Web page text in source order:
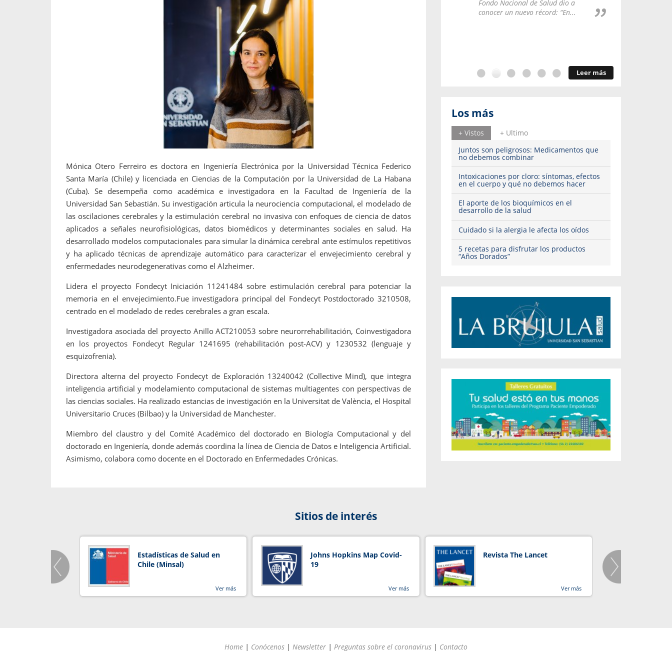
Mónica Otero Ferreiro es doctora en Ingeniería Electrónica por la Universidad Técnica Federico
Santa María (Chile) y licenciada en Ciencias de la Computación por la Universidad de La Habana
(Cuba). Se desempeña como académica e investigadora en la Facultad de Ingeniería de la
Universidad San Sebastián. Su investigación articula la neurociencia computacional, el modelado de
las oscilaciones cerebrales y la estimulación cerebral no invasiva con enfoques de ciencia de datos
aplicados a señales neurofisiológicas, datos biomédicos y determinantes sociales en salud. Ha
desarrollado modelos computacionales para simular la dinámica cerebral ante estímulos repetitivos
y ha aplicado técnicas de aprendizaje automático para caracterizar el envejecimiento cerebral y
enfermedades neurodegenerativas como el Alzheimer.
Lidera el proyecto Fondecyt Iniciación 11241484 sobre estimulación cerebral para potenciar la
memoria en el envejecimiento.Fue investigadora principal del Fondecyt Postdoctorado 3210508,
centrado en el modelado de redes cerebrales a gran escala.
Investigadora asociada del proyecto Anillo ACT210053 sobre neurorrehabilitación, Coinvestigadora
en los proyectos Fondecyt Regular 1241695 (rehabilitación post-ACV) y 1230532 (lenguaje y
esquizofrenia).
Directora alterna del proyecto Fondecyt de Exploración 13240042 (Collective Mind), que integra
inteligencia artificial y modelamiento computacional de sistemas multiagentes con perspectivas de
las ciencias sociales. Ha realizado estancias de investigación en la Universitat de València, el Hospital
Universitario Cruces (Bilbao) y la Universidad de Manchester.
Miembro del claustro y del Comité Académico del doctorado en Biología Computacional y del
doctorado en Ingeniería, donde además coordina la línea de Ciencia de Datos e Inteligencia Artificial.
Asimismo, colabora como docente en el Doctorado en Enfermedades Crónicas.
embargo, estas son las...
Fondo Nacional de Salud dio a
conocer un nuevo récord: “En...
Leer más
Los más
+ Vistos
+ Ultimo
Juntos son peligrosos: Medicamentos que
no debemos combinar
Intoxicaciones por cloro: síntomas, efectos
en el cuerpo y qué no debemos hacer
El aporte de los bioquímicos en el
desarrollo de la salud
Cuidado si la alergia le afecta los oídos
5 recetas para disfrutar los productos
“Años Dorados”
Sitios de interés
Estadísticas de Salud en
Chile (Minsal)
Ver más
Johns Hopkins Map Covid-
19
Ver más
Revista The Lancet
Ver más
Home | Conócenos | Newsletter | Preguntas sobre el coronavirus | Contacto